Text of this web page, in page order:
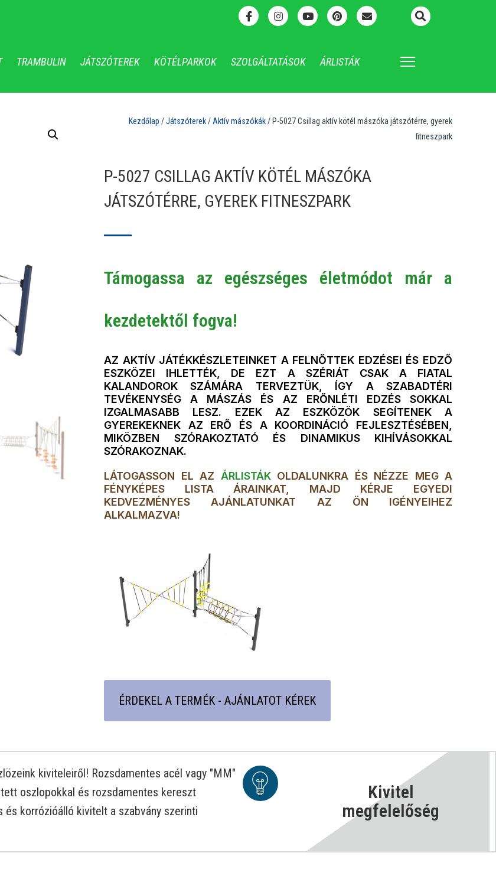
TRAMBULIN JÁTSZÓTEREK KÖTÉLPARKOK SZOLGÁLTATÁSOK ÁRLISTÁK
Kezdőlap /Játszóterek/ Aktív mászókák/ P-5027 Csillag aktív kötél mászóka játszótérre, gyerek
fitneszpark
P-5027 CSILLAG AKTÍV KÖTÉL MÁSZÓKA
JÁTSZÓTÉRRE, GYEREK FITNESZPARK
Támogassa az egészséges életmódot már a
kezdetektől fogva!
AZ AKTÍV JÁTÉKKÉSZLETEINKET A FELNŐTTEK EDZÉSEI ÉS EDZŐ
ESZKÖZEI IHLETTÉK, DE EZT A SZÉRIÁT CSAK A FIATAL
KALANDOROK SZÁMÁRA TERVEZTÜK, ÍGY A SZABADTÉRI
TEVÉKENYSÉG A MÁSZÁS ÉS AZ ERŐNLÉTI EDZÉS SOKKAL
IZGALMASABB LESZ. EZEK AZ ESZKÖZÖK SEGÍTENEK A
GYEREKEKNEK AZ ERŐ ÉS A KOORDINÁCIÓ FEJLESZTÉSÉBEN,
MIKÖZBEN SZÓRAKOZTATÓ ÉS DINAMIKUS KIHÍVÁSOKKAL
SZÓRAKOZNAK.
LÁTOGASSON EL AZ ÁRLISTÁKOLDALUNKRA ÉS NÉZZE MEG A
FÉNYKÉPES LISTA ÁRAINKAT, MAJD KÉRJE EGYEDI
KEDVEZMÉNYES AJÁNLATUNKAT AZ ÖN IGÉNYEIHEZ
ALKALMAZVA!
ÉRDEKEL A TERMÉK - AJÁNLATOT KÉREK
kiviteleiről! Rozsdamentes acél vagy "MM"
oszlopokkal és rozsdamentes kereszt
és korrózióálló kivitelt a szabvány szerinti
Kivitel
megfelelőség